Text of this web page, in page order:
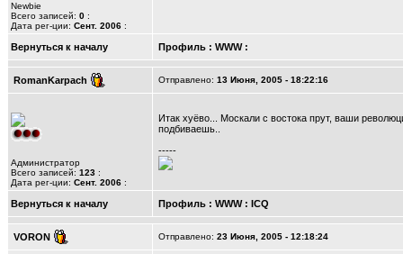
Newbie
Всего записей: 0 :
Дата рег-ции: Сент. 2006 :
Вернуться к началу Профиль : WWW:
RomanKarpach Отправлено: 13 Июня, 2005 - 18:22:16
Администратор
Всего записей: 123 :
Дата рег-ции: Сент. 2006 :
Итак хуёво... Москали с востока прут, ваши
подбиваешь..
-----
Вернуться к началу Профиль : WWW: ICQ
VORON Отправлено: 23 Июня, 2005 - 12:18:24